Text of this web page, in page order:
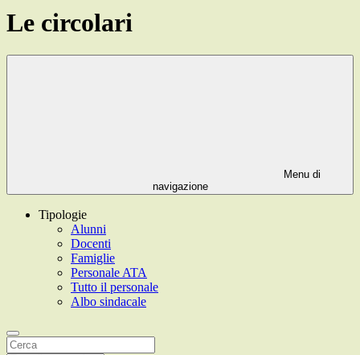
Le circolari
Menu di
navigazione
Tipologie
Alunni
Docenti
Famiglie
Personale ATA
Tutto il personale
Albo sindacale